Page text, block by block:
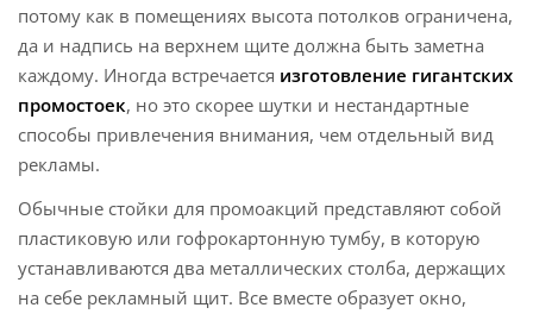
потому как в помещениях высота потолков ограничена,
да и надпись на верхнем щите должна быть заметна
каждому. Иногда встречается изготовление гигантских
промостоек, но это скорее шутки и нестандартные
способы привлечения внимания, чем отдельный вид
рекламы.
Обычные стойки для промоакций представляют собой
пластиковую или гофрокартонную тумбу, в которую
устанавливаются два металлических столба, держащих
на себе рекламный щит. Все вместе образует окно,